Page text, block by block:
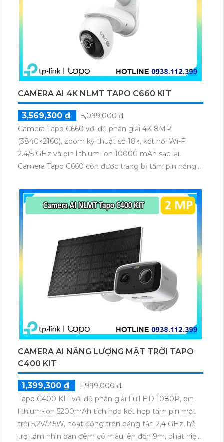
IP DH-SD49225GB-HNR là một lựa chọn lý tưởng để
bảo vệ và giám sát tài sản, ngôi nhà hoặc văn phòng
CAMERA AI 4K NLMT TAPO C660 KIT
3,569,300 ₫
5,099,000 ₫
Camera Tapo C660 với độ phân giải 4K 8MP
(3840×2160), zoom kỹ thuật số 18×, kết nối Wi-Fi
2.4/5 GHz và pin lithium-ion 10000 mAh sạc lại.
Camera Tapo C660 còn được trang bị tấm pin năng
thú cưng, phương tiện, lưu trữ thẻ microSD tối đa 512
GB.
CAMERA AI NĂNG LƯỢNG MẶT TRỜI TAPO
C400 KIT
1,399,300 ₫
1,999,000 ₫
Tapo C400 KIT với độ phân giải Full HD 1080P, pin
lithium-ion 5200mAh tích hợp kết hợp tấm pin mặt
trời 5,2V/2,5W, hoạt động trên băng tần 2,4 GHz, hỗ
trợ tầm nhìn ban đêm có màu lên đến 9m, phát hiện